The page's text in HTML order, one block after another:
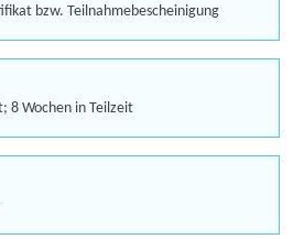
bzw. Teilnahmebescheinigung
8 Wochen in Teilzeit